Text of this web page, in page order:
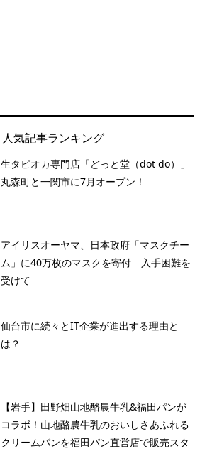
人気記事ランキング
生タピオカ専門店「どっと堂（dot do）」
丸森町と一関市に7月オープン！
アイリスオーヤマ、日本政府「マスクチー
ム」に40万枚のマスクを寄付 入手困難を
受けて
仙台市に続々とIT企業が進出する理由と
は？
【岩手】田野畑山地酪農牛乳&福田パンが
コラボ！山地酪農牛乳のおいしさあふれる
クリームパンを福田パン直営店で販売スタ